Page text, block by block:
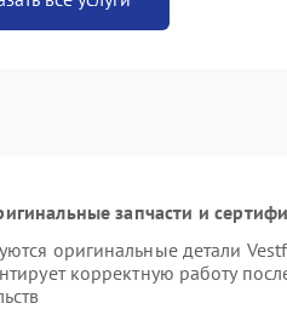
запчасти и
оригинальные детали
корректную работу